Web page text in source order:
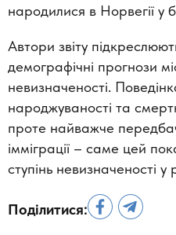
народилися в Норвегії у
Автори звіту
демографічні прогнози
невизначеності.
народжуваності та
проте найважче
імміграції – саме цей
ступінь невизначеності у
Поділитися: